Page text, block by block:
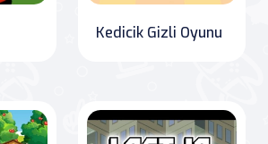
Kedicik Gizli Oyunu